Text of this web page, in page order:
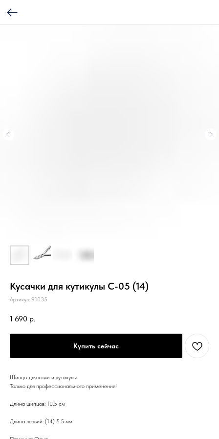
Кусачки для кутикулы С-05 (14)
Артикул: 91035
1 690 р.
Купить сейчас
Щипцы для кожи и кутикулы.
Только для профессионального применения!
Длина щипцов: 10,5 см
Длина лезвий: (14) 5.5 мм